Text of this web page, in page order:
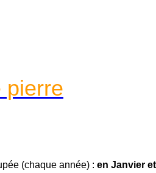
pierre
(chaque année) : en Janvier